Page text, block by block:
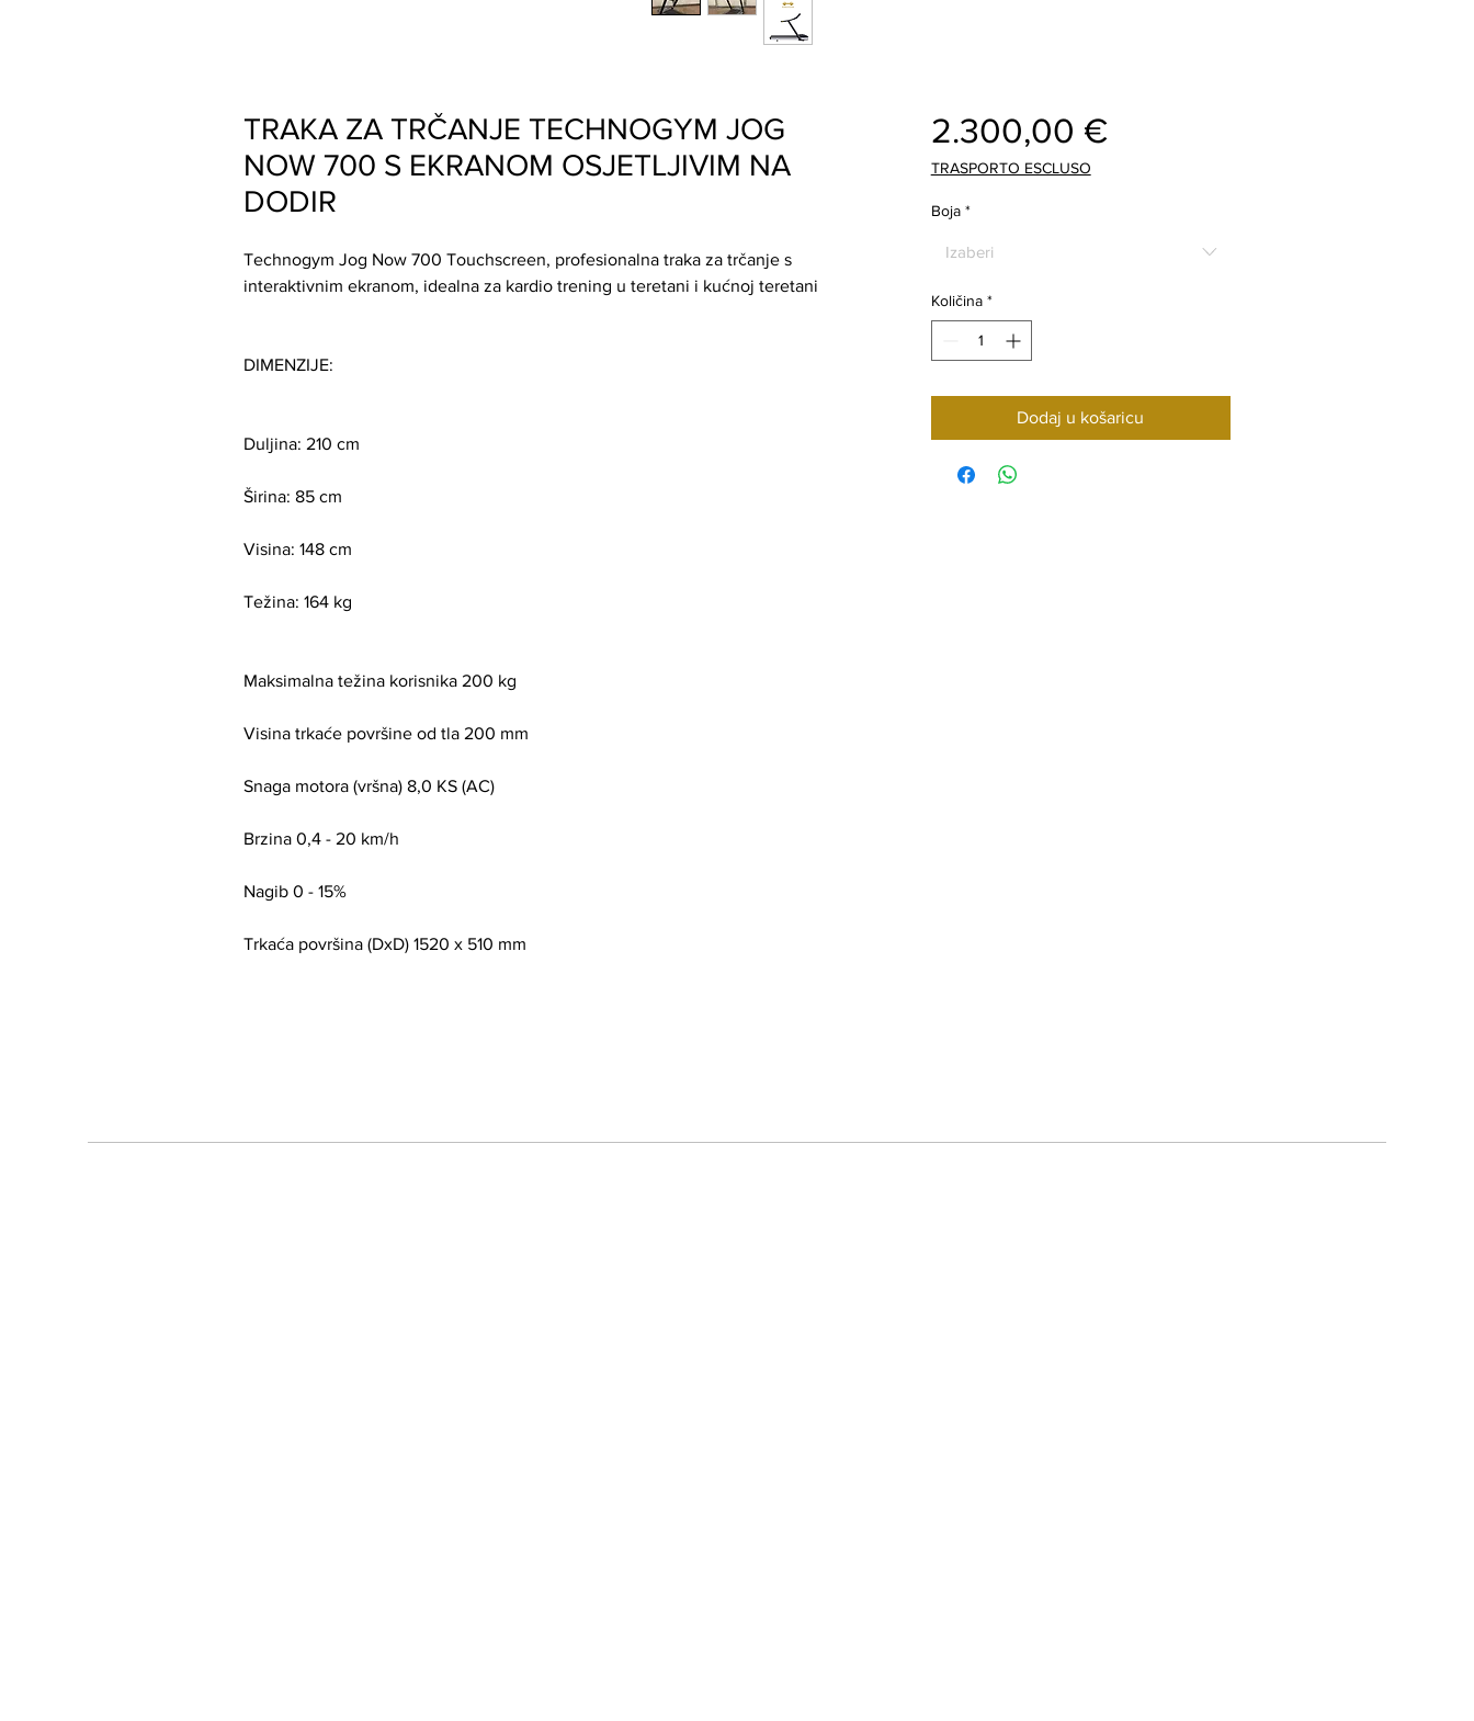
TRAKA ZA TRČANJE TECHNOGYM JOG
NOW 700 S EKRANOM OSJETLJIVIM NA
DODIR
Technogym Jog Now 700 Touchscreen, profesionalna traka za trčanje s
interaktivnim ekranom, idealna za kardio trening u teretani i kućnoj teretani
DIMENZIJE:
Duljina: 210 cm
Širina: 85 cm
Visina: 148 cm
Težina: 164 kg
Maksimalna težina korisnika 200 kg
Visina trkaće površine od tla 200 mm
Snaga motora (vršna) 8,0 KS (AC)
Brzina 0,4 - 20 km/h
Nagib 0 - 15%
Trkaća površina (DxD) 1520 x 510 mm
2.300,00 €Cijena
TRASPORTO ESCLUSO
Boja *
Izaberi
Količina *
Dodaj u košaricu